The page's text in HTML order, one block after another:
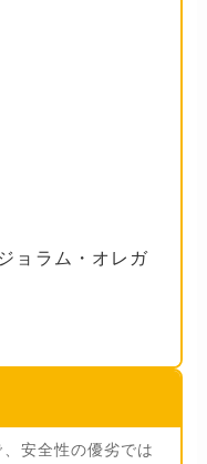
ョラム・オレガ
安全性の優劣では